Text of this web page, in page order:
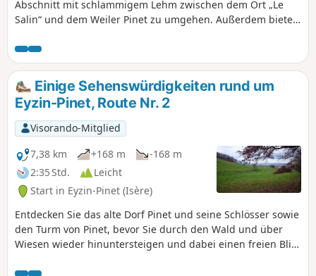
Abschnitt mit schlammigem Lehm zwischen dem Ort „Le
Salin“ und dem Weiler Pinet zu umgehen. Außerdem bietet
Einige Sehenswürdigkeiten rund um
Eyzin-Pinet, Route Nr. 2
Visorando-Mitglied
7,38 km
+168 m
-168 m
2:35 Std.
Leicht
Start in Eyzin-Pinet (Isère)
Entdecken Sie das alte Dorf Pinet und seine Schlösser sowie
den Turm von Pinet, bevor Sie durch den Wald und über
Wiesen wieder hinuntersteigen und dabei einen freien Blick